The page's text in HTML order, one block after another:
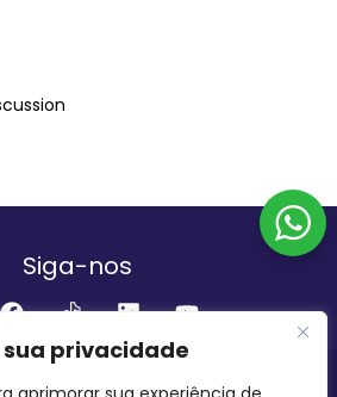
privacidade
Siga-nos
Institucional